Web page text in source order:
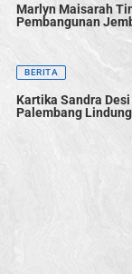
Marlyn Maisarah
Pembangunan
Cibeber, Pastikan
BERITA
Kartika Sandra
Palembang